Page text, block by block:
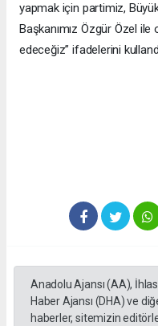
yapmak için partimiz,
Başkanımız Özgür Özel
edeceğiz” ifadelerini
Anadolu Ajansı (AA),
Haber Ajansı (DHA) ve
haberler, sitemizin